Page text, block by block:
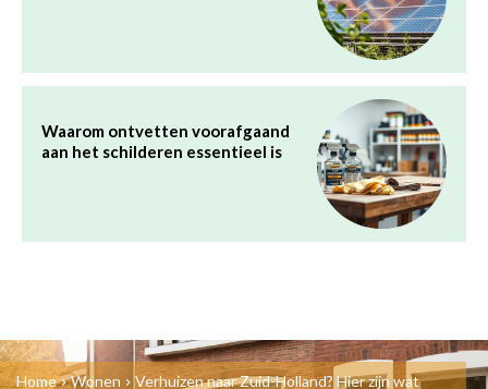
Waarom ontvetten voorafgaand
aan het schilderen essentieel is